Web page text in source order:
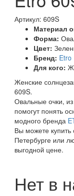
Артикул: 609S
Материал
Форма:
Цвет:
Бренд: Etro
Для кого:
Женские
609S.
Овальные очки,
помогут понять
модного бренда
Вы можете купить
Петербурге или
выгодной цене.
Нет в